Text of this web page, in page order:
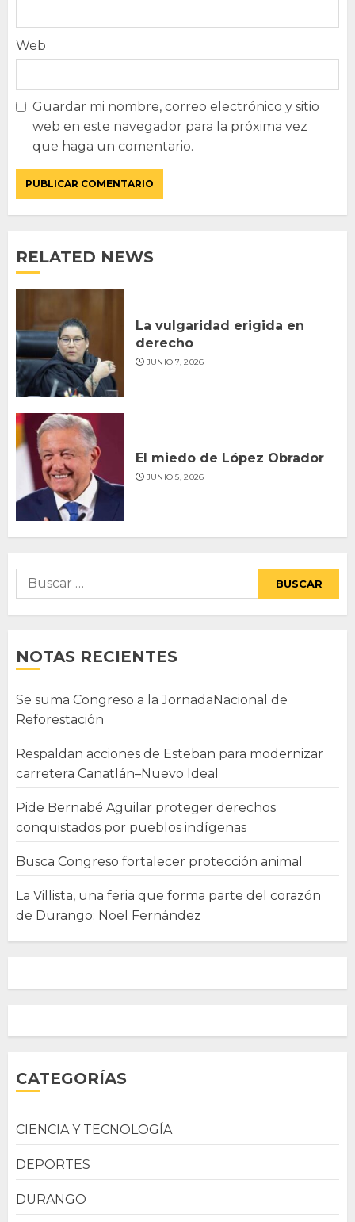
Web
Guardar mi nombre, correo electrónico y sitio
web en este navegador para la próxima vez
que haga un comentario.
RELATED NEWS
La vulgaridad erigida en
derecho
JUNIO 7, 2026
El miedo de López Obrador
JUNIO 5, 2026
Buscar:
NOTAS RECIENTES
Se suma Congreso a la JornadaNacional de
Reforestación
Respaldan acciones de Esteban para modernizar
carretera Canatlán–Nuevo Ideal
Pide Bernabé Aguilar proteger derechos
conquistados por pueblos indígenas
Busca Congreso fortalecer protección animal
La Villista, una feria que forma parte del corazón
de Durango: Noel Fernández
CATEGORÍAS
CIENCIA Y TECNOLOGÍA
DEPORTES
DURANGO